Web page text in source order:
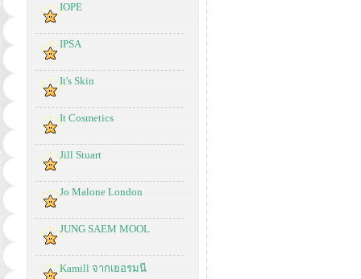
IOPE
IPSA
It's Skin
It Cosmetics
Jill Stuart
Jo Malone London
JUNG SAEM MOOL
Kamill จากเยอรมนี